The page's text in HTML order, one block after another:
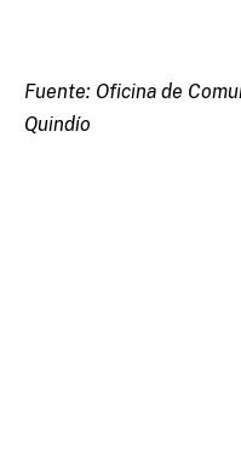
Fuente: Oficina de
Quindío